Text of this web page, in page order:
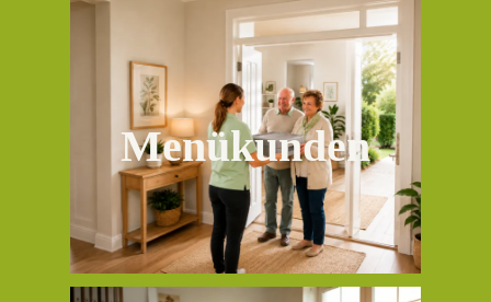
Menükunden
Ohne Aufwand gesund und lecker essen
Mittagsversorgung auf die einfache Art!
unser Angebot